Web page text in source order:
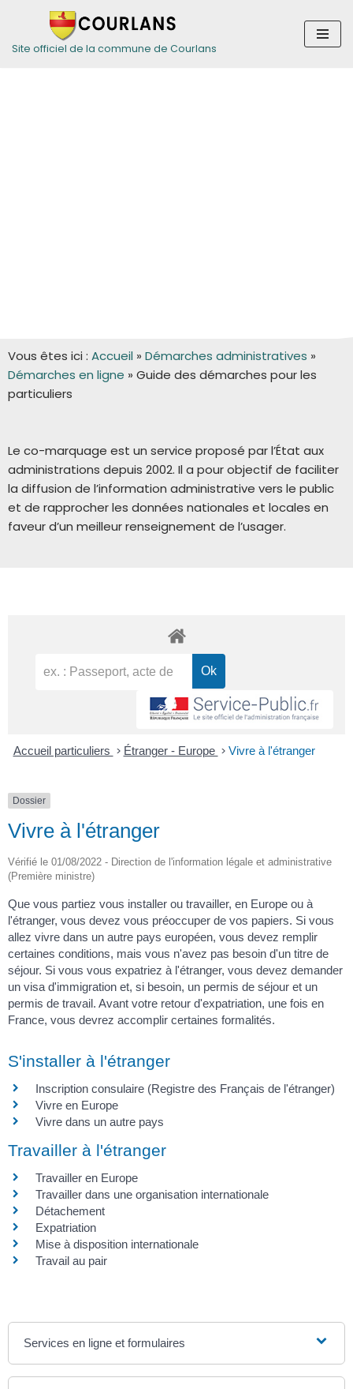
Aller
Site officiel de la commune de Courlans
Vous êtes ici : Accueil » Démarches administratives »
Démarches en ligne » Guide des démarches pour les
particuliers
Le co-marquage est un service proposé par l’État aux
administrations depuis 2002. Il a pour objectif de faciliter
la diffusion de l’information administrative vers le public
et de rapprocher les données nationales et locales en
faveur d’un meilleur renseignement de l’usager.
Accueil particuliers > Étranger - Europe > Vivre à l'étranger
Dossier
Vivre à l'étranger
Vérifié le 01/08/2022 - Direction de l'information légale et administrative
(Première ministre)
Que vous partiez vous installer ou travailler, en Europe ou à
l'étranger, vous devez vous préoccuper de vos papiers. Si vous
allez vivre dans un autre pays européen, vous devez remplir
certaines conditions, mais vous n'avez pas besoin d'un titre de
séjour. Si vous vous expatriez à l'étranger, vous devez demander
un visa d'immigration et, si besoin, un permis de séjour et un
permis de travail. Avant votre retour d'expatriation, une fois en
France, vous devrez accomplir certaines formalités.
S'installer à l'étranger
Inscription consulaire (Registre des Français de l'étranger)
Vivre en Europe
Vivre dans un autre pays
Travailler à l'étranger
Travailler en Europe
Travailler dans une organisation internationale
Détachement
Expatriation
Mise à disposition internationale
Travail au pair
Services en ligne et formulaires